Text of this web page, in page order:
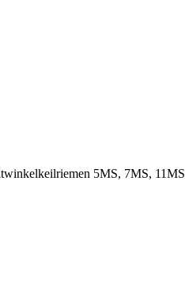
5MS, 7MS, 11MS